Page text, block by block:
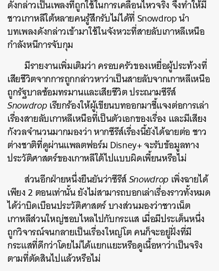
ดังกล่าวเป็นเพลงที่ถูกใช้ในการเคลื่อนไหวจริง จึงทำให้มี
ชาวเกาหลีใต้หลายคนรู้สึกรับไม่ได้ที่ Snowdrop นำ
บทเพลงดังกล่าวเข้ามาใช้ในจังหวะที่สายลับเกาหลีเหนือ
กำลังหนีการจับกุม
มีรายงานเพิ่มเติมว่า ครอบครัวของเหยื่อผู้ประท้วงที่
เสียชีวิตจากการถูกกล่าวหาว่าเป็นสายลับจากเกาหลีเหนือ
ถูกรัฐบาลซ้อมทรมานและเสียชีวิต ประณามซีรีส์
Snowdropเรียกร้องให้ผู้เขียนบทออกมาชี้แจงต่อการเล่า
เรื่องสายลับเกาหลีเหนือที่เป็นตัวเอกของเรื่อง และมีเสียง
กังวลจำนวนมากมองว่า หากซีรีส์เรื่องนี้ยังได้ฉายต่อ ชาว
ต่างชาติที่ดูผ่านแพลตฟอร์ม Disney+ จะรับข้อมูลทาง
ประวัติศาสตร์ของเกาหลีใต้ไปแบบผิดเพี้ยนหรือไม่
ส่วนอีกฝ่ายหนึ่งยืนยันว่าซีรีส์Snowdrop เพิ่งฉายได้
เพียง 2 ตอนเท่านั้น ยังไม่สามารถบอกเล่าเรื่องราวทั้งหมด
ได้ว่าบิดเบือนประวัติศาสตร์ บางส่วนมองว่าชาวเน็ต
เกาหลีส่วนใหญ่ชอบไหลไปกับกระแส เมื่อมีประเด็นหนึ่ง
ถูกวิจารณ์จนกลายเป็นเรื่องใหญ่โต คนก็จะอยู่ฝั่งที่มี
กระแสที่ดีกว่าโดยไม่ได้แยกแยะหรือดูเนื้อหาว่าเป็นจริง
ตามที่ตัดสินไปแล้วหรือไม่
SHARE TWEET LINE EMAIL